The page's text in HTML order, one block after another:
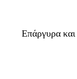
Επάργυρα